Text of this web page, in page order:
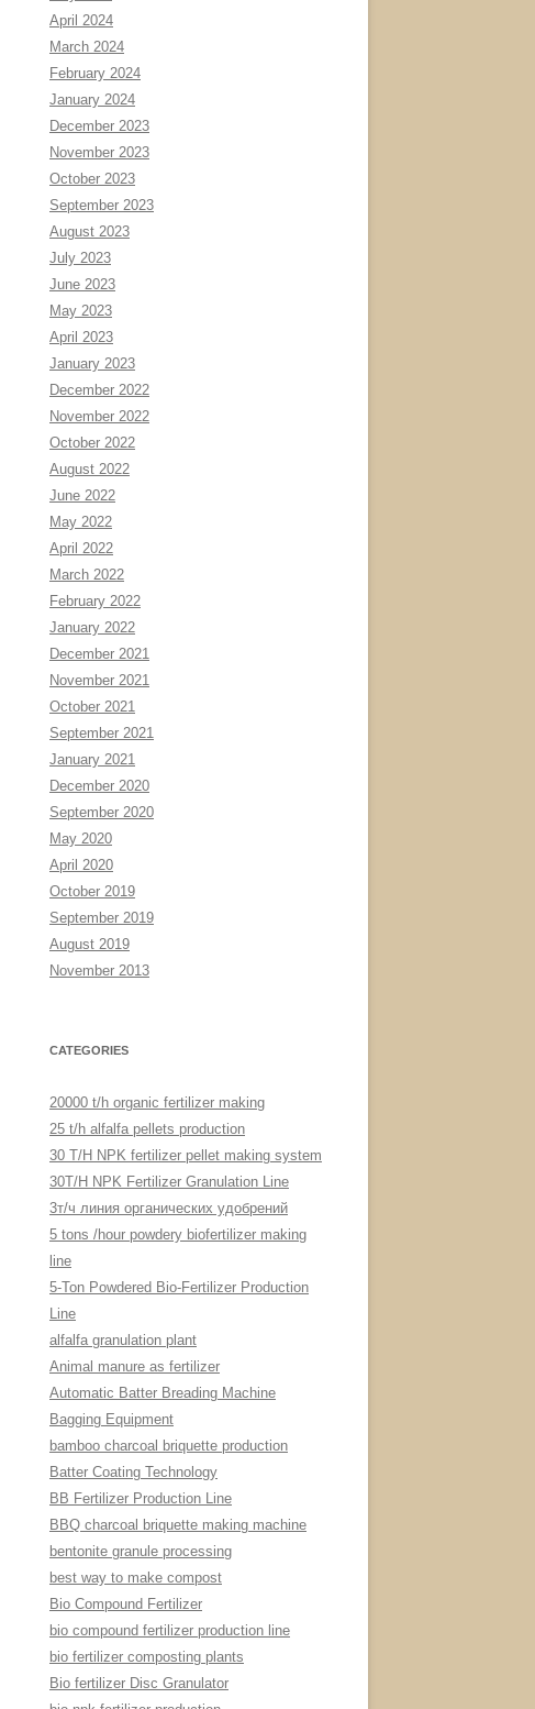
April 2024
March 2024
February 2024
January 2024
December 2023
November 2023
October 2023
September 2023
August 2023
July 2023
June 2023
May 2023
April 2023
January 2023
December 2022
November 2022
October 2022
August 2022
June 2022
May 2022
April 2022
March 2022
February 2022
January 2022
December 2021
November 2021
October 2021
September 2021
January 2021
December 2020
September 2020
May 2020
April 2020
October 2019
September 2019
August 2019
November 2013
CATEGORIES
20000 t/h organic fertilizer making
25 t/h alfalfa pellets production
30 T/H NPK fertilizer pellet making system
30T/H NPK Fertilizer Granulation Line
3т/ч линия органических удобрений
5 tons /hour powdery biofertilizer making
line
5-Ton Powdered Bio-Fertilizer Production
Line
alfalfa granulation plant
Animal manure as fertilizer
Automatic Batter Breading Machine
Bagging Equipment
bamboo charcoal briquette production
Batter Coating Technology
BB Fertilizer Production Line
BBQ charcoal briquette making machine
bentonite granule processing
best way to make compost
Bio Compound Fertilizer
bio compound fertilizer production line
bio fertilizer composting plants
Bio fertilizer Disc Granulator